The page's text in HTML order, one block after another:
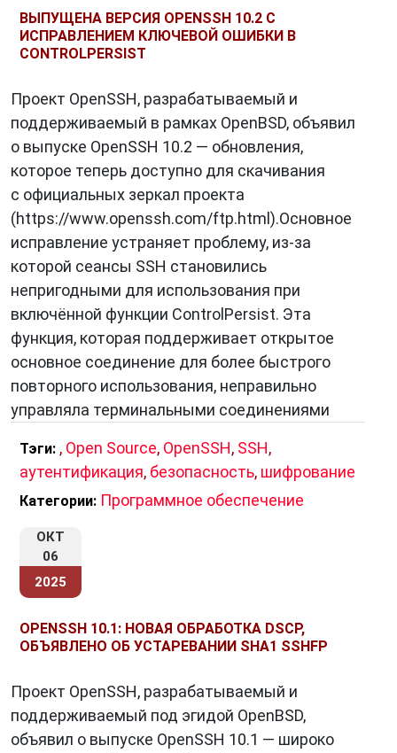
ВЫПУЩЕНА ВЕРСИЯ OPENSSH 10.2 С
ИСПРАВЛЕНИЕМ КЛЮЧЕВОЙ ОШИБКИ В
CONTROLPERSIST
Проект OpenSSH, разрабатываемый и
поддерживаемый в рамках OpenBSD, объявил
о выпуске OpenSSH 10.2 — обновления,
которое теперь доступно для скачивания
с официальных зеркал проекта
(https://www.openssh.com/ftp.html).Основное
исправление устраняет проблему, из-за
которой сеансы SSH становились
непригодными для использования при
включённой функции ControlPersist. Эта
функция, которая поддерживает открытое
основное соединение для более быстрого
повторного использования, неправильно
управляла терминальными соединениями
Тэги: , Open Source, OpenSSH, SSH,
аутентификация, безопасность, шифрование
Категории: Программное обеспечение
ОКТ
06
2025
OPENSSH 10.1: НОВАЯ ОБРАБОТКА DSCP,
ОБЪЯВЛЕНО ОБ УСТАРЕВАНИИ SHA1 SSHFP
Проект OpenSSH, разрабатываемый и
поддерживаемый под эгидой OpenBSD,
объявил о выпуске OpenSSH 10.1 — широко